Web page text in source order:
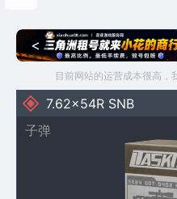
<
目前网站的运营成本很高，
7.62x54R SNB
子弹